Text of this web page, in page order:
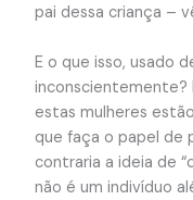
pai dessa criança –
E o que isso, usado
inconscientemente?
estas mulheres
que faça o papel de
contraria a ideia de
não é um indivíduo